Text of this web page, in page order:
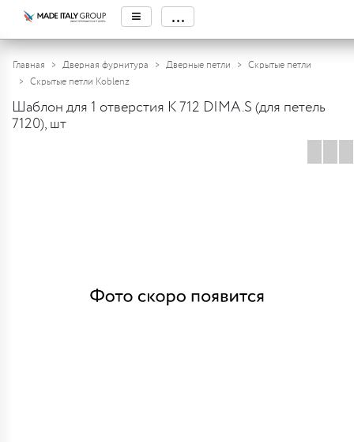
≡ ...
Главная Дверная фурнитура Дверные петли
Скрытые петли
Скрытые петли Koblenz
Шаблон для 1 отверстия К 712 DIMA.S (для петель
7120), шт